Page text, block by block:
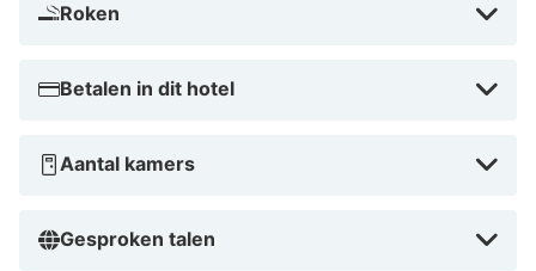
Roken
Betalen in dit hotel
Aantal kamers
Gesproken talen